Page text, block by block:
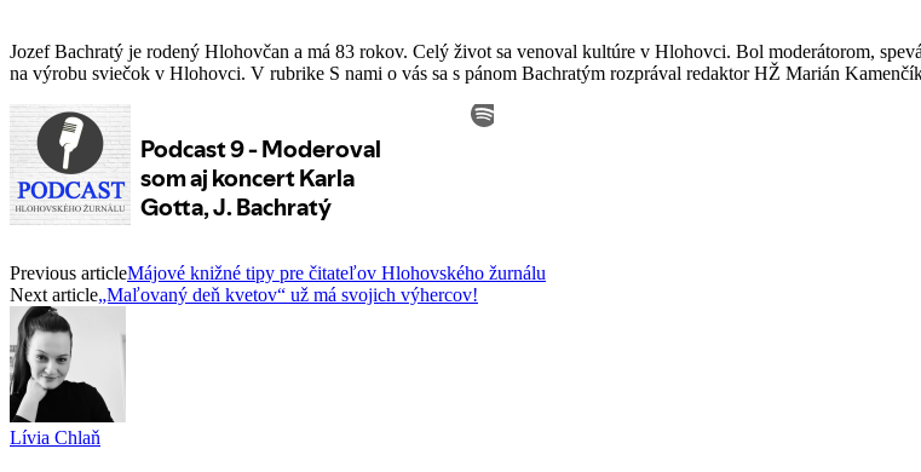
Jozef Bachratý je rodený Hlohovčan a má 83 rokov. Celý život sa venoval kultúre v Hlohovci. Bol moderátorom,
na výrobu sviečok v Hlohovci. V rubrike S nami o vás sa s pánom Bachratým rozprával redaktor HŽ Marián
Previous articleMájové knižné tipy pre čitateľov Hlohovského žurnálu
Next article„Maľovaný deň kvetov“ už má svojich výhercov!
Lívia Chlaň